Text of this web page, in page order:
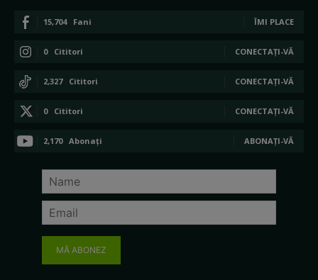
15,704 Fani ÎMI PLACE
0 Cititori CONECTAȚI-VĂ
2,327 Cititori CONECTAȚI-VĂ
0 Cititori CONECTAȚI-VĂ
2,170 Abonați ABONAȚI-VĂ
MĂ ABONEZ